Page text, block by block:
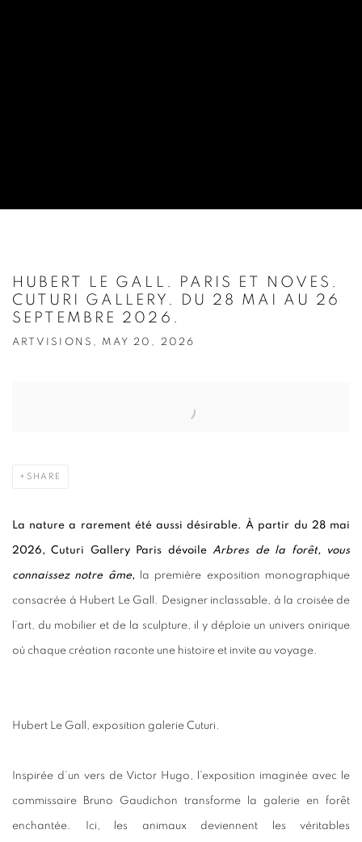
HUBERT LE GALL. PARIS ET NOVES.
CUTURI GALLERY. DU 28 MAI AU 26
SEPTEMBRE 2026.
ARTVISIONS, MAY 20, 2026
SHARE
La nature a rarement été aussi désirable. À partir du 28 mai
2026, Cuturi Gallery Paris dévoile Arbres de la forêt, vous
connaissez notre âme, la première exposition monographique
consacrée à Hubert Le Gall. Designer inclassable, à la croisée de
l’art, du mobilier et de la sculpture, il y déploie un univers onirique
où chaque création raconte une histoire et invite au voyage.
Hubert Le Gall, exposition galerie Cuturi.
Inspirée d’un vers de Victor Hugo, l’exposition imaginée avec le
commissaire Bruno Gaudichon transforme la galerie en forêt
enchantée. Ici, les animaux deviennent les véritables